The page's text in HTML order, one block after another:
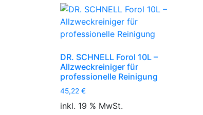
DR. SCHNELL Forol 10L –
Allzweckreiniger für
professionelle Reinigung
45,22 €
inkl. 19 % MwSt.